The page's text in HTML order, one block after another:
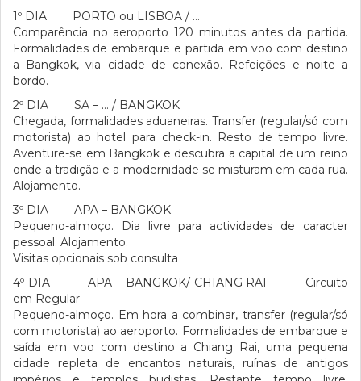
1º DIA PORTO ou LISBOA / …
Comparência no aeroporto 120 minutos antes da partida.
Formalidades de embarque e partida em voo com destino
a Bangkok, via cidade de conexão. Refeições e noite a
bordo.
2º DIA SA – … / BANGKOK
Chegada, formalidades aduaneiras. Transfer (regular/só com
motorista) ao hotel para check-in. Resto de tempo livre.
Aventure-se em Bangkok e descubra a capital de um reino
onde a tradição e a modernidade se misturam em cada rua.
Alojamento.
3º DIA APA – BANGKOK
Pequeno-almoço. Dia livre para actividades de caracter
pessoal. Alojamento.
Visitas opcionais sob consulta
4º DIA APA – BANGKOK/ CHIANG RAI - Circuito
em Regular
Pequeno-almoço. Em hora a combinar, transfer (regular/só
com motorista) ao aeroporto. Formalidades de embarque e
saída em voo com destino a Chiang Rai, uma pequena
cidade repleta de encantos naturais, ruínas de antigos